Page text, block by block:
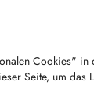
Cookies" in
Seite, um das